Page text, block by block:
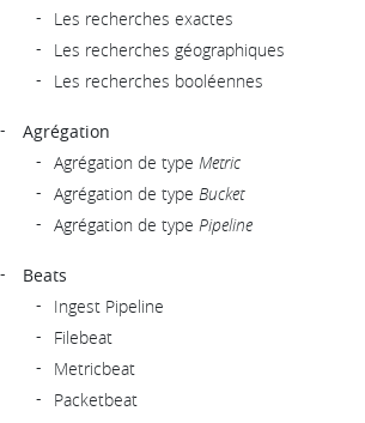
Les recherches exactes
Les recherches géographiques
Les recherches booléennes
Agrégation
Agrégation de type Metric
Agrégation de type Bucket
Agrégation de type Pipeline
Beats
Ingest Pipeline
Filebeat
Metricbeat
Packetbeat